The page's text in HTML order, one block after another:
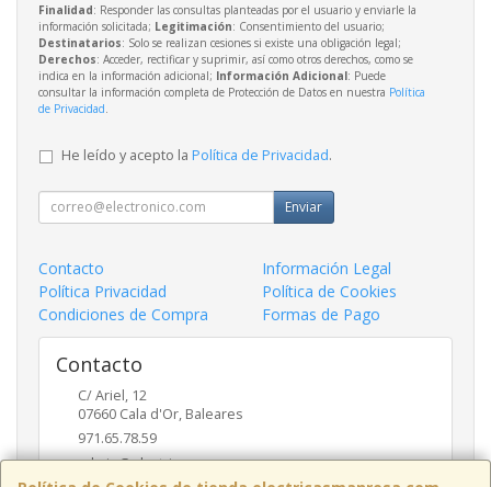
Finalidad: Responder las consultas planteadas por el usuario y enviarle la
información solicitada; Legitimación: Consentimiento del usuario;
Destinatarios: Solo se realizan cesiones si existe una obligación legal;
Derechos: Acceder, rectificar y suprimir, así como otros derechos, como se
indica en la información adicional; Información Adicional: Puede
consultar la información completa de Protección de Datos en nuestra Política
de Privacidad
He leído y acepto la Política de Privacidad.
Enviar
Contacto
Información Legal
Política Privacidad
Política de Cookies
Condiciones de Compra
Formas de Pago
Contacto
C/ Ariel, 12
07660 Cala d'Or, Baleares
971.65.78.59
admin@electricasmanresa.com